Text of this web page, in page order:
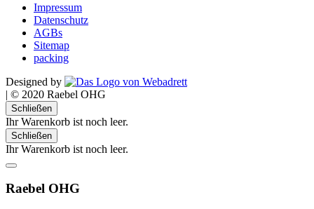
Impressum
Datenschutz
AGBs
Sitemap
packing
Designed by
| © 2020 Raebel OHG
Schließen
Ihr Warenkorb ist noch leer.
Schließen
Ihr Warenkorb ist noch leer.
Raebel OHG